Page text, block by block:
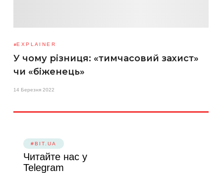
EXPLAINER
У чому різниця: «тимчасовий захист»
чи «біженець»
14 Березня 2022
#BIT.UA
Читайте нас у
Telegram